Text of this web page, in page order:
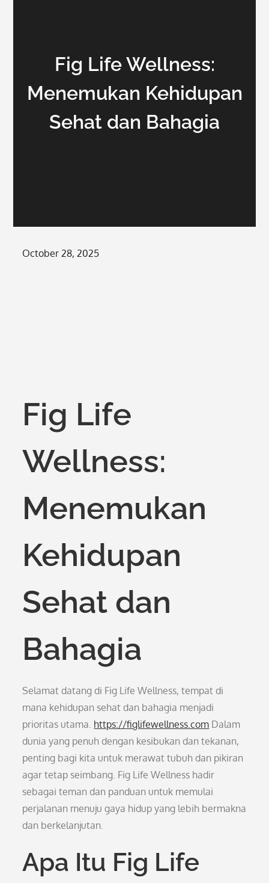
Fig Life Wellness:
Menemukan Kehidupan
Sehat dan Bahagia
Posted
October 28, 2025
Fig Life
Wellness:
Menemukan
Kehidupan
Sehat dan
Bahagia
Selamat datang di Fig Life Wellness, tempat di
mana kehidupan sehat dan bahagia menjadi
prioritas utama. https://figlifewellness.com Dalam
dunia yang penuh dengan kesibukan dan tekanan,
penting bagi kita untuk merawat tubuh dan pikiran
agar tetap seimbang. Fig Life Wellness hadir
sebagai teman dan panduan untuk memulai
perjalanan menuju gaya hidup yang lebih bermakna
dan berkelanjutan.
Apa Itu Fig Life